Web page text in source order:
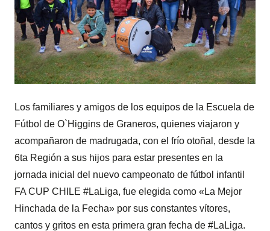
Los familiares y amigos de los equipos de la Escuela de
Fútbol de O`Higgins de Graneros, quienes viajaron y
acompañaron de madrugada, con el frío otoñal, desde la
6ta Región a sus hijos para estar presentes en la
jornada inicial del nuevo campeonato de fútbol infantil
FA CUP CHILE #LaLiga, fue elegida como «La Mejor
Hinchada de la Fecha» por sus constantes vítores,
cantos y gritos en esta primera gran fecha de #LaLiga.